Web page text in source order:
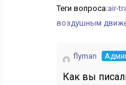
Теги вопроса:air-
воздушным
flyman
Как вы